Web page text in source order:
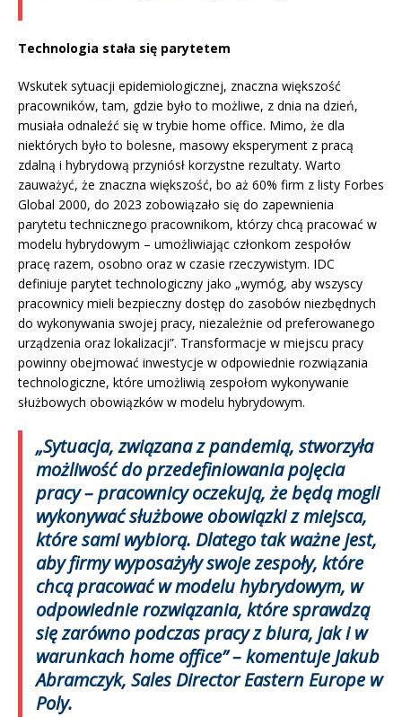
Technologia stała się parytetem
Wskutek sytuacji epidemiologicznej, znaczna większość
pracowników, tam, gdzie było to możliwe, z dnia na dzień,
musiała odnaleźć się w trybie home office. Mimo, że dla
niektórych było to bolesne, masowy eksperyment z pracą
zdalną i hybrydową przyniósł korzystne rezultaty. Warto
zauważyć, że znaczna większość, bo aż 60% firm z listy Forbes
Global 2000, do 2023 zobowiązało się do zapewnienia
parytetu technicznego pracownikom, którzy chcą pracować w
modelu hybrydowym – umożliwiając członkom zespołów
pracę razem, osobno oraz w czasie rzeczywistym. IDC
definiuje parytet technologiczny jako „wymóg, aby wszyscy
pracownicy mieli bezpieczny dostęp do zasobów niezbędnych
do wykonywania swojej pracy, niezależnie od preferowanego
urządzenia oraz lokalizacji”. Transformacje w miejscu pracy
powinny obejmować inwestycje w odpowiednie rozwiązania
technologiczne, które umożliwią zespołom wykonywanie
służbowych obowiązków w modelu hybrydowym.
„Sytuacja, związana z pandemią, stworzyła
możliwość do przedefiniowania pojęcia
pracy – pracownicy oczekują, że będą mogli
wykonywać służbowe obowiązki z miejsca,
które sami wybiorą. Dlatego tak ważne jest,
aby firmy wyposażyły swoje zespoły, które
chcą pracować w modelu hybrydowym, w
odpowiednie rozwiązania, które sprawdzą
się zarówno podczas pracy z biura, jak i w
warunkach home office” – komentuje Jakub
Abramczyk, Sales Director Eastern Europe w
Poly.